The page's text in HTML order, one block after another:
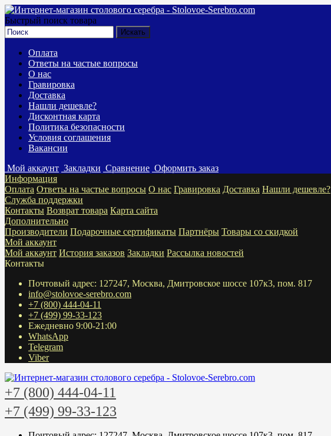
Быстрый поиск товара
Оплата
Ответы на частые вопросы
О нас
Гравировка
Доставка
Нашли дешевле?
Дисконтная карта
Политика безопасности
Условия соглашения
Вакансии
Мой аккаунт Закладки Сравнение Оформить заказ
Информация
Оплата Ответы на частые вопросы О нас Гравировка Доставка Нашли дешевле?
Служба поддержки
Контакты Возврат товара Карта сайта
Дополнительно
Производители Подарочные сертификаты Партнёры Товары со скидкой
Мой аккаунт
Мой аккаунт История заказов Закладки Рассылка новостей
Контакты
Почтовый адрес: 127247, Москва, Дмитровское шоссе 107к3, пом. 817
info@stolovoe-serebro.com
+7 (800) 444-04-11
+7 (499) 99-33-123
Ежедневно 9:00-21:00
WhatsApp
Telegram
Viber
+7 (800) 444-04-11
+7 (499) 99-33-123